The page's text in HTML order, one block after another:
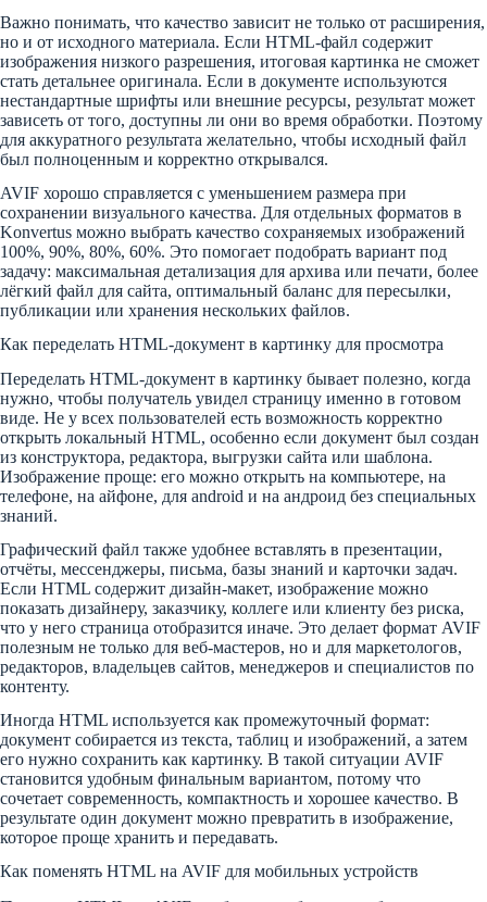
Важно понимать, что качество зависит не только от расширения,
но и от исходного материала. Если HTML-файл содержит
изображения низкого разрешения, итоговая картинка не сможет
стать детальнее оригинала. Если в документе используются
нестандартные шрифты или внешние ресурсы, результат может
зависеть от того, доступны ли они во время обработки. Поэтому
для аккуратного результата желательно, чтобы исходный файл
был полноценным и корректно открывался.
AVIF хорошо справляется с уменьшением размера при
сохранении визуального качества. Для отдельных форматов в
Konvertus можно выбрать качество сохраняемых изображений
100%, 90%, 80%, 60%. Это помогает подобрать вариант под
задачу: максимальная детализация для архива или печати, более
лёгкий файл для сайта, оптимальный баланс для пересылки,
публикации или хранения нескольких файлов.
Как переделать HTML-документ в картинку для просмотра
Переделать HTML-документ в картинку бывает полезно, когда
нужно, чтобы получатель увидел страницу именно в готовом
виде. Не у всех пользователей есть возможность корректно
открыть локальный HTML, особенно если документ был создан
из конструктора, редактора, выгрузки сайта или шаблона.
Изображение проще: его можно открыть на компьютере, на
телефоне, на айфоне, для android и на андроид без специальных
знаний.
Графический файл также удобнее вставлять в презентации,
отчёты, мессенджеры, письма, базы знаний и карточки задач.
Если HTML содержит дизайн-макет, изображение можно
показать дизайнеру, заказчику, коллеге или клиенту без риска,
что у него страница отобразится иначе. Это делает формат AVIF
полезным не только для веб-мастеров, но и для маркетологов,
редакторов, владельцев сайтов, менеджеров и специалистов по
контенту.
Иногда HTML используется как промежуточный формат:
документ собирается из текста, таблиц и изображений, а затем
его нужно сохранить как картинку. В такой ситуации AVIF
становится удобным финальным вариантом, потому что
сочетает современность, компактность и хорошее качество. В
результате один документ можно превратить в изображение,
которое проще хранить и передавать.
Как поменять HTML на AVIF для мобильных устройств